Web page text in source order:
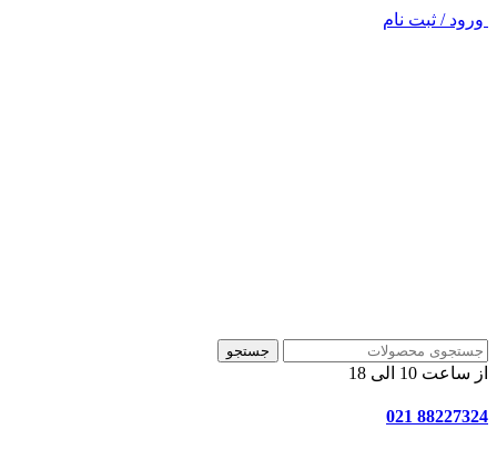
ورود / ثبت نام
جستجو
از ساعت 10 الی 18
88227324 021